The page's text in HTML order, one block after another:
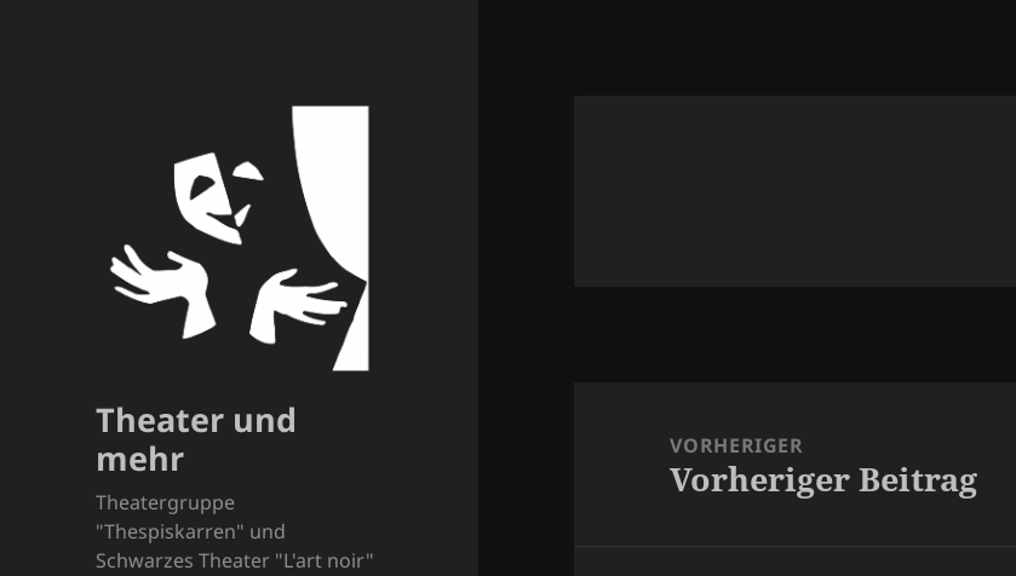
Theater und
mehr
Theatergruppe
"Thespiskarren" und
Schwarzes Theater "L'art noir"
VORHERIGER
Vorheriger
Vorheriger Beitrag